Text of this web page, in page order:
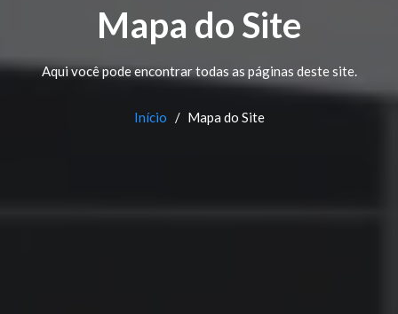
Mapa do Site
Aqui você pode encontrar todas as páginas deste site.
Início Mapa do Site